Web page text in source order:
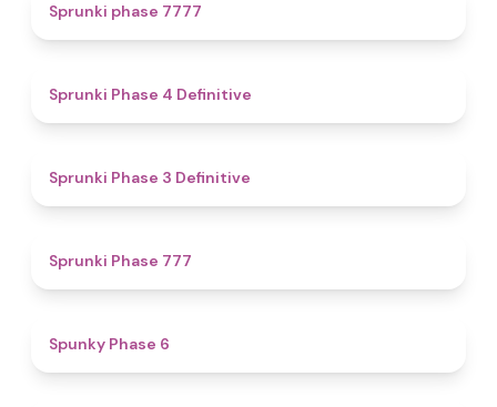
Sprunki phase 7777
Sprunki Phase 4 Definitive
Sprunki Phase 3 Definitive
Sprunki Phase 777
Spunky Phase 6